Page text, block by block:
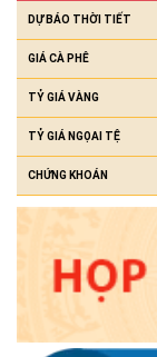
DỰ BÁO THỜI TIẾT
GIÁ CÀ PHÊ
TỶ GIÁ VÀNG
TỶ GIÁ NGỌAI TỆ
CHỨNG KHOÁN